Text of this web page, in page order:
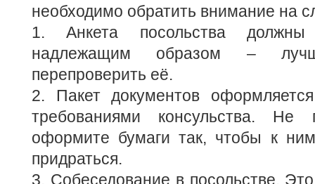
необходимо обратить внимание на
1. Анкета посольства
надлежащим образом –
перепроверить её.
2. Пакет документов
требованиями консульства.
оформите бумаги так, чтобы к
придраться.
3. Собеседование в посольстве.